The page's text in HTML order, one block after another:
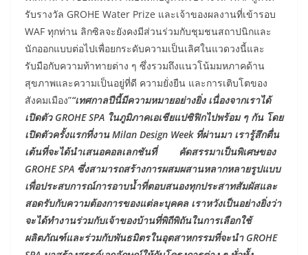
รับรางวัล GROHE Water Prize และเจ้าของผลงานที่เข้ารอบ
WAF ทุกท่าน ลิกซิลจะยังคงมีส่วนร่วมกับชุมชนสถาปนิกและ
นักออกแบบต่อไปเพื่อยกระดับความเป็นเลิศในแวดวงนี้และ
รับมือกับความท้าทายต่าง ๆ ซึ่งรวมถึงแนวโน้มมหภาคด้าน
สุขภาพและความเป็นอยู่ที่ดี ความยั่งยืน และการเติบโตของ
สังคมเมือง”“เทศกาลปีนี้มีความหมายอย่างยิ่ง เนื่องจากเราได้
เปิดตัว GROHE SPA ในภูมิภาคเอเชียแปซิฟิกไปพร้อม ๆ กัน โดย
เปิดตัวครั้งแรกที่งาน Milan Design Week ที่ผ่านมา เรารู้สึกตื่น
เต้นที่จะได้นำเสนอคอลเลกชันที่ คัดสรรมาเป็นพิเศษของ
GROHE SPA ซึ่งสามารถสร้างการผสมผสานหลากหลายรูปแบบ
เพื่อประสบการณ์การอาบน้ำที่ตอบสนองทุกประสาทสัมผัสและ
สอดรับกับความต้องการของแต่ละบุคคล เราหวังเป็นอย่างยิ่งว่า
จะได้ทำงานร่วมกับเจ้าของบ้านที่พิถีพิถันในการเลือกใช้
ผลิตภัณฑ์และร่วมกับพันธมิตรในอุตสาหกรรมที่จะนำ GROHE